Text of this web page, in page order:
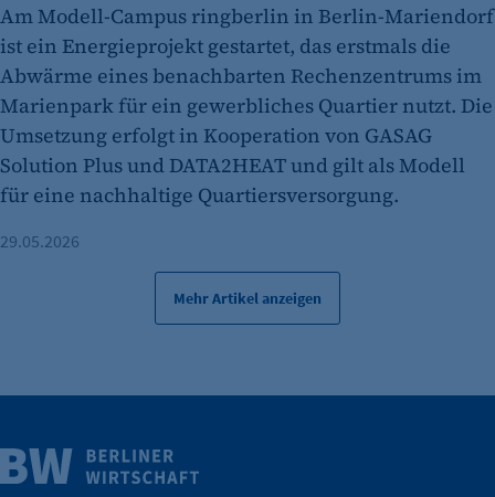
Wirtschaft.
Weitere Infos
Am Modell-Campus ringberlin in Berlin-Mariendorf
ist ein Energieprojekt gestartet, das erstmals die
Abwärme eines benachbarten Rechenzentrums im
Marienpark für ein gewerbliches Quartier nutzt. Die
Umsetzung erfolgt in Kooperation von GASAG
Solution Plus und DATA2HEAT und gilt als Modell
für eine nachhaltige Quartiersversorgung.
29.05.2026
Mehr Artikel anzeigen